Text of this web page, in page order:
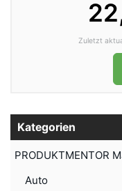
Zuletzt
Kategorien
PRODUKTMENTOR
Auto